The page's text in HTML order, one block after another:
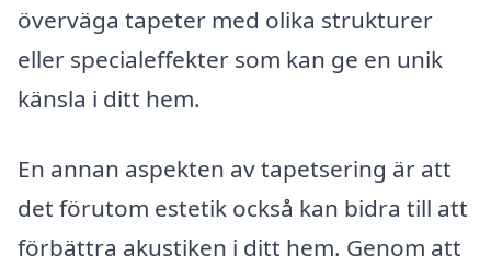
överväga tapeter med olika strukturer
eller specialeffekter som kan ge en unik
känsla i ditt hem.
En annan aspekten av tapetsering är att
det förutom estetik också kan bidra till att
förbättra akustiken i ditt hem. Genom att